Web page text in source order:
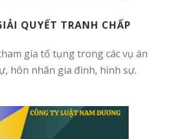
QUYẾT TRANH CHẤP
gia tố tụng trong các vụ án
hôn nhân gia đình, hình sự.